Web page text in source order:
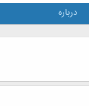
درباره